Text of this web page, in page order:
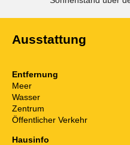
Ausstattung
Entfernung
Meer
Wasser
Zentrum
Öffentlicher Verkehr
Hausinfo